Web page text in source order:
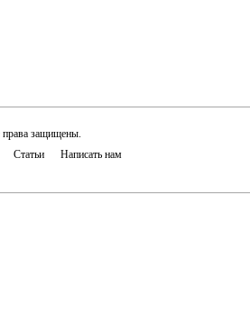
защищены.
Статьи Написать нам